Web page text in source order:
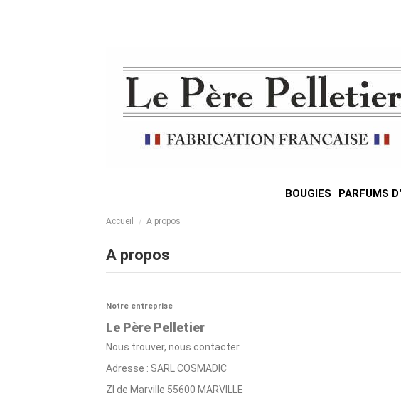
BOUGIES PARFUMS
Accueil A propos
A propos
Notre entreprise
Le Père Pelletier
Nous trouver, nous contacter
Adresse : SARL COSMADIC
ZI de Marville 55600 MARVILLE